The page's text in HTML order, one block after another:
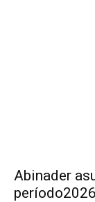
Abinader